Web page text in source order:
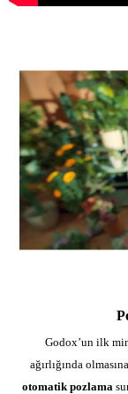
Godox’un ilk
ağırlığında
otomatik pozlama